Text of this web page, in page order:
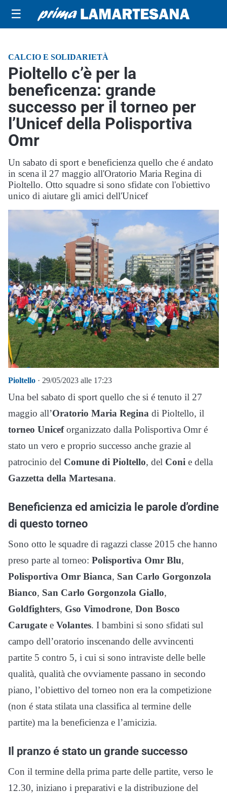
☰
CALCIO E SOLIDARIETÀ
Pioltello c’è per la
beneficenza: grande
successo per il torneo per
l’Unicef della Polisportiva
Omr
Un sabato di sport e beneficienza quello che é andato
in scena il 27 maggio all'Oratorio Maria Regina di
Pioltello. Otto squadre si sono sfidate con l'obiettivo
unico di aiutare gli amici dell'Unicef
Pioltello · 29/05/2023 alle 17:23
Una bel sabato di sport quello che si é tenuto il 27
maggio all’Oratorio Maria Regina di Pioltello, il
torneo Uniceforganizzato dalla Polisportiva Omr é
stato un vero e proprio successo anche grazie al
patrocinio del Comune di Pioltello, del Coni e della
Gazzetta della Martesana.
Beneficienza ed amicizia le parole d’ordine
di questo torneo
Sono otto le squadre di ragazzi classe 2015 che hanno
preso parte al torneo: Polisportiva Omr Blu,
Polisportiva Omr Bianca, San Carlo Gorgonzola
Bianco, San Carlo Gorgonzola Giallo,
Goldfighters, Gso Vimodrone, Don Bosco
Carugate e Volantes. I bambini si sono sfidati sul
campo dell’oratorio inscenando delle avvincenti
partite 5 contro 5, i cui si sono intraviste delle belle
qualità, qualità che ovviamente passano in secondo
piano, l’obiettivo del torneo non era la competizione
(non é stata stilata una classifica al termine delle
partite) ma la beneficienza e l’amicizia.
Il pranzo é stato un grande successo
Con il termine della prima parte delle partite, verso le
12.30, iniziano i preparativi e la distribuzione del